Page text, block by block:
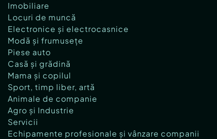
Imobiliare
Locuri de muncă
Electronice și electrocasnice
Modă și frumusețe
Piese auto
Casă și grădină
Mama și copilul
Sport, timp liber, artă
Animale de companie
Agro și Industrie
Servicii
Echipamente profesionale și vânzare companii